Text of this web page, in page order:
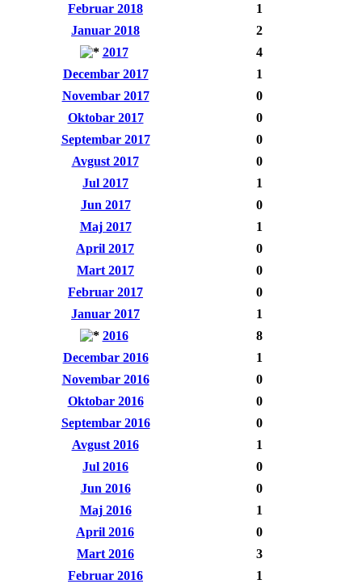
Februar 2018
1
Januar 2018
2
2017
4
Decembar 2017
1
Novembar 2017
0
Oktobar 2017
0
Septembar 2017
0
Avgust 2017
0
Jul 2017
1
Jun 2017
0
Maj 2017
1
April 2017
0
Mart 2017
0
Februar 2017
0
Januar 2017
1
2016
8
Decembar 2016
1
Novembar 2016
0
Oktobar 2016
0
Septembar 2016
0
Avgust 2016
1
Jul 2016
0
Jun 2016
0
Maj 2016
1
April 2016
0
Mart 2016
3
Februar 2016
1